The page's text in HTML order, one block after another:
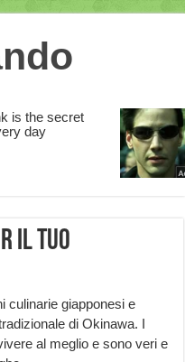
il tuo
culinarie giapponesi e
di Okinawa. I
al meglio e sono veri e